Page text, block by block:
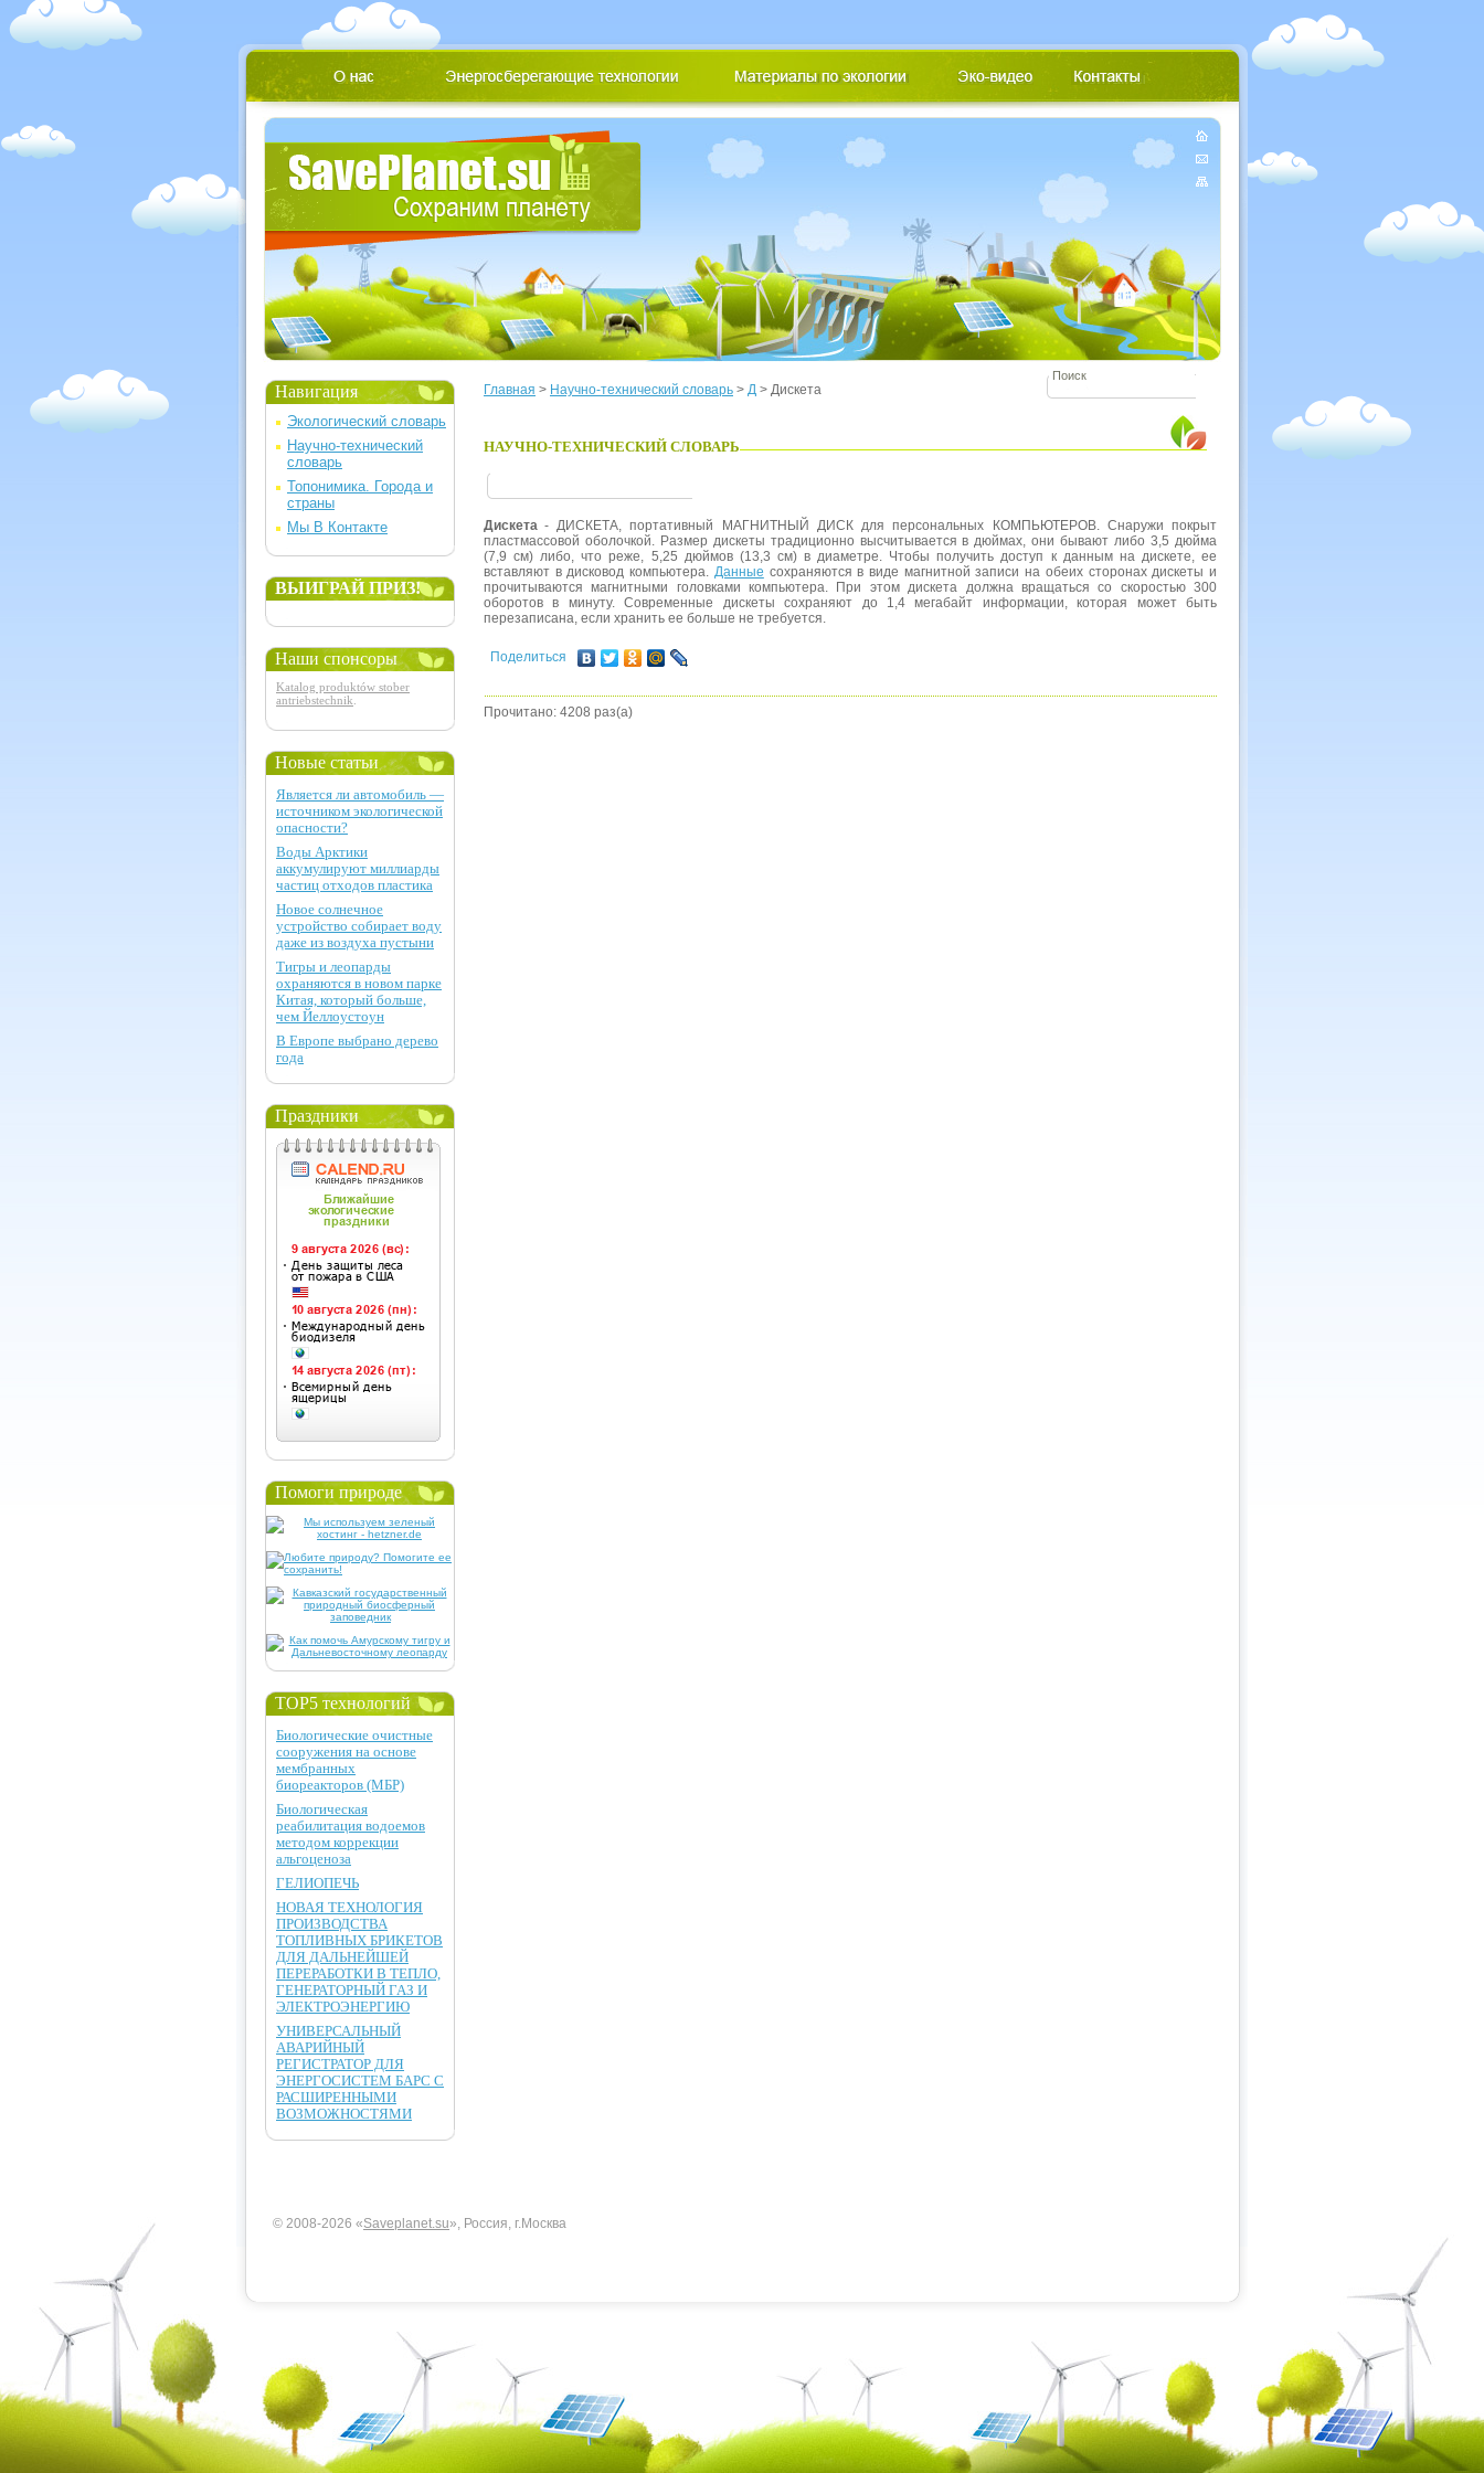
Главная > Научно-технический словарь > Д > Дискета
НАУЧНО-ТЕХНИЧЕСКИЙ СЛОВАРЬ
Дискета - ДИСКЕТА, портативный МАГНИТНЫЙ ДИСК для персональных КОМПЬЮТЕРОВ. Снаружи покрыт
пластмассовой оболочкой. Размер дискеты традиционно высчитывается в дюймах, они бывают либо 3,5 дюйма
(7,9 см) либо, что реже, 5,25 дюймов (13,3 см) в диаметре. Чтобы получить доступ к данным на дискете, ее
вставляют в дисковод компьютера. Данные сохраняются в виде магнитной записи на обеих сторонах дискеты и
прочитываются магнитными головками компьютера. При этом дискета должна вращаться со скоростью 300
оборотов в минуту. Современные дискеты сохраняют до 1,4 мегабайт информации, которая может быть
перезаписана, если хранить ее больше не требуется.
Поделиться
Прочитано: 4208 раз(а)
Навигация
Экологический словарь
Научно-технический
словарь
Топонимика. Города и
страны
Мы В Контакте
ВЫИГРАЙ ПРИЗ!
Наши спонсоры
Katalog produktów stober
antriebstechnik
Новые статьи
Является ли автомобиль —
источником экологической
опасности?
Воды Арктики
аккумулируют миллиарды
частиц отходов пластика
Новое солнечное
устройство собирает воду
даже из воздуха пустыни
Тигры и леопарды
охраняются в новом парке
Китая, который больше,
чем Йеллоустоун
В Европе выбрано дерево
года
Праздники
Помоги природе
TOP5 технологий
Биологические очистные
сооружения на основе
мембранных
биореакторов (МБР)
Биологическая
реабилитация водоемов
методом коррекции
альгоценоза
ГЕЛИОПЕЧЬ
НОВАЯ ТЕХНОЛОГИЯ
ПРОИЗВОДСТВА
ТОПЛИВНЫХ БРИКЕТОВ
ДЛЯ ДАЛЬНЕЙШЕЙ
ПЕРЕРАБОТКИ В ТЕПЛО,
ГЕНЕРАТОРНЫЙ ГАЗ И
ЭЛЕКТРОЭНЕРГИЮ
УНИВЕРСАЛЬНЫЙ
АВАРИЙНЫЙ
РЕГИСТРАТОР ДЛЯ
ЭНЕРГОСИСТЕМ БАРС С
РАСШИРЕННЫМИ
ВОЗМОЖНОСТЯМИ
© 2008-2026 «Saveplanet.su», Россия, г.Москва